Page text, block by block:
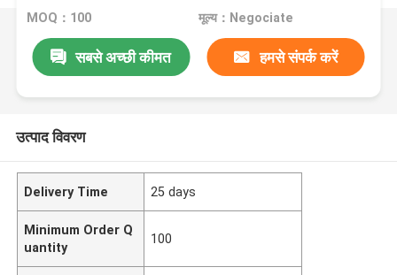
MOQ：100 मूल्य：Negociate
सबसे अच्छी कीमत हमसे संपर्क करें
उत्पाद विवरण
Delivery Time 25 days
Minimum Order Q
uantity
100